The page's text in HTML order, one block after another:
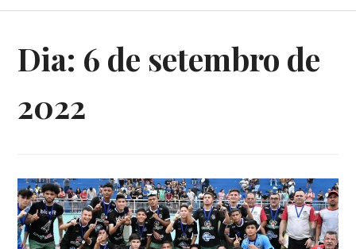
Dia: 6 de setembro de
2022